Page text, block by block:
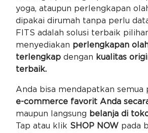
yoga, ataupun perlengkapan
dipakai dirumah tanpa perlu
FITS adalah solusi terbaik
menyediakan perlengkapan
terlengkapdengan kualitas
terbaik.
Anda bisa mendapatkan semua
e-commerce favorit Anda
maupun langsung belanja di
Tap atau klik SHOP NOW pada